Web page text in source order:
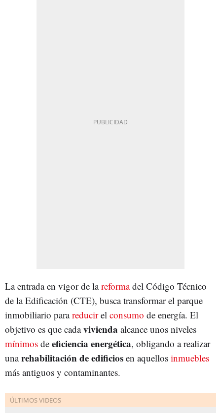
La entrada en vigor de lareformadel Código Técnico
de la Edificación (CTE), busca transformar el parque
inmobiliario parareducirel consumo de energía. El
objetivo es que cadavivienda alcance unos niveles
mínimos de eficiencia energética, obligando a realizar
unarehabilitación de edificios en aquellos inmuebles
más antiguos y contaminantes.